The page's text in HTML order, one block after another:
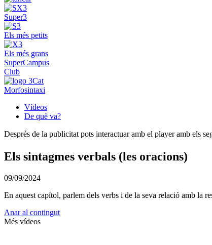
Super3
Els més petits
Els més grans
SuperCampus
Club
Morfosintaxi
Vídeos
De què va?
Després de la publicitat pots interactuar amb el player amb els
Els sintagmes verbals (les oracions)
09/09/2024
En aquest capítol, parlem dels verbs i de la seva relació amb la
Anar al contingut
Més vídeos